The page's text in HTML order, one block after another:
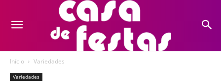
Início Variedades
Variedades